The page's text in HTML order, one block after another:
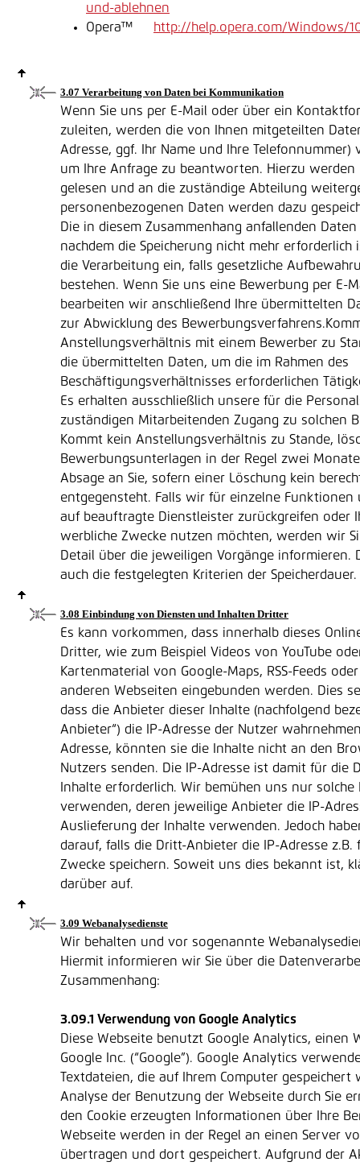
und-ablehnen
Opera™
http://help.opera.com/Windows/
3.07 Verarbeitung von Daten bei Kommunikation
Wenn Sie uns per E-Mail oder über ein
zuleiten, werden die von Ihnen mitgeteilten
Adresse, ggf. Ihr Name und Ihre Telefonnummer)
um Ihre Anfrage zu beantworten. Hierzu
gelesen und an die zuständige Abteilung
personenbezogenen Daten werden dazu
Die in diesem Zusammenhang anfallenden
nachdem die Speicherung nicht mehr erforderlich
die Verarbeitung ein, falls gesetzliche
bestehen. Wenn Sie uns eine Bewerbung per E-
bearbeiten wir anschließend Ihre übermittelten
zur Abwicklung des
Anstellungsverhältnis mit einem Bewerber zu
die übermittelten Daten, um die im Rahmen des
Beschäftigungsverhältnisses erforderlichen
Es erhalten ausschließlich unsere für die
zuständigen Mitarbeitenden Zugang zu solchen
Kommt kein Anstellungsverhältnis zu Stande,
Bewerbungsunterlagen in der Regel zwei
Absage an Sie, sofern einer Löschung kein
entgegensteht. Falls wir für einzelne Funktionen
auf beauftragte Dienstleister zurückgreifen oder
werbliche Zwecke nutzen möchten, werden wir
Detail über die jeweiligen Vorgänge informieren.
auch die festgelegten Kriterien der Speicherdauer.
3.08 Einbindung von Diensten und Inhalten Dritter
Es kann vorkommen, dass innerhalb dieses
Dritter, wie zum Beispiel Videos von YouTube
Kartenmaterial von Google-Maps, RSS-Feeds
anderen Webseiten eingebunden werden. Dies
dass die Anbieter dieser Inhalte (nachfolgend
Anbieter“) die IP-Adresse der Nutzer
Adresse, könnten sie die Inhalte nicht an den
Nutzers senden. Die IP-Adresse ist damit für die
Inhalte erforderlich. Wir bemühen uns nur solche
verwenden, deren jeweilige Anbieter die IP-
Auslieferung der Inhalte verwenden. Jedoch
darauf, falls die Dritt-Anbieter die IP-Adresse z.B.
Zwecke speichern. Soweit uns dies bekannt ist,
darüber auf.
3.09 Webanalysedienste
Wir behalten und vor sogenannte
Hiermit informieren wir Sie über die
Zusammenhang:
3.09.1 Verwendung von Google Analytics
Diese Webseite benutzt Google Analytics, einen
Google Inc. (“Google”). Google Analytics
Textdateien, die auf Ihrem Computer
Analyse der Benutzung der Webseite durch Sie
den Cookie erzeugten Informationen über Ihre
Webseite werden in der Regel an einen Server
übertragen und dort gespeichert. Aufgrund der